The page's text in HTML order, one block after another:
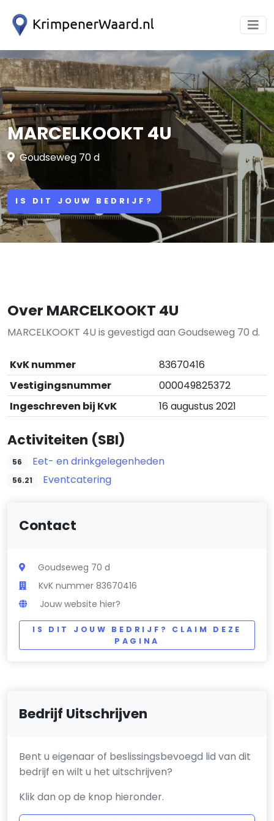
MARCELKOOKT 4U
Goudseweg 70 d
IS DIT JOUW BEDRIJF?
Over MARCELKOOKT 4U
MARCELKOOKT 4U is gevestigd aan Goudseweg 70 d.
KvK nummer
83670416
Vestigingsnummer
000049825372
Ingeschreven bij KvK
16 augustus 2021
Activiteiten (SBI)
56 Eet- en drinkgelegenheden
56.21 Eventcatering
Contact
Goudseweg 70 d
KvK nummer 83670416
Jouw website hier?
IS DIT JOUW BEDRIJF? CLAIM DEZE
PAGINA
Bedrijf Uitschrijven
Bent u eigenaar of beslissingsbevoegd lid van dit
bedrijf en wilt u het uitschrijven?
Klik dan op de knop hieronder.